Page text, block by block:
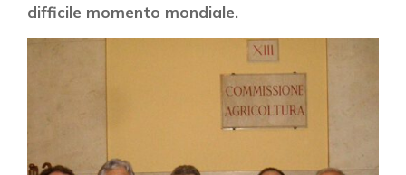
difficile momento mondiale.